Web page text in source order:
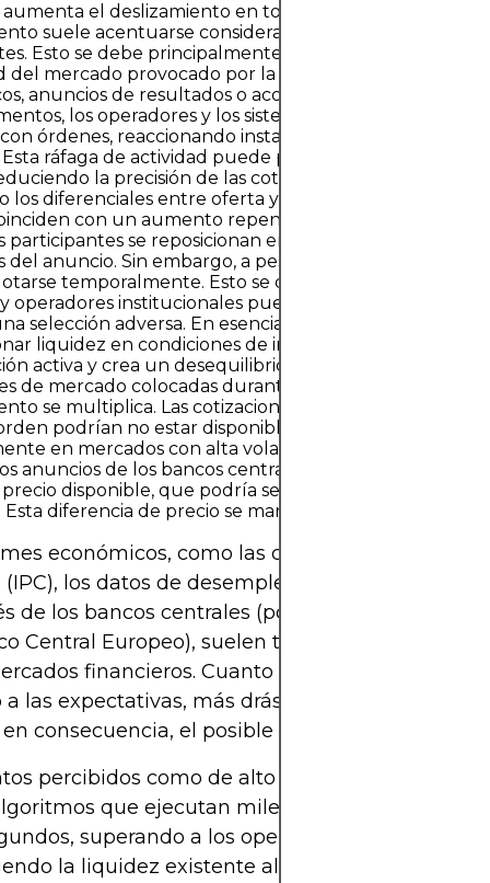
el deslizamiento en torno a las noticias?El
suele acentuarse considerablemente durante las
Esto se debe principalmente al fuerte aumento de
del mercado provocado por la publicación de nuevos
anuncios de resultados o acontecimientos
los operadores y los sistemas algorítmicos
órdenes, reaccionando instantáneamente a la
ráfaga de actividad puede provocar fluctuaciones
la precisión de las cotizaciones en tiempo
los diferenciales entre oferta y demanda. La mayoría
con un aumento repentino del volumen de
participantes se reposicionan en función de las
del anuncio. Sin embargo, a pesar del mayor interés,
temporalmente. Esto se debe a que muchos
operadores institucionales pueden retirar sus
selección adversa. En esencia, se muestran reacios a
liquidez en condiciones de incertidumbre, lo que
activa y crea un desequilibrio en la cartera de
de mercado colocadas durante estos intervalos, el
se multiplica. Las cotizaciones mostradas al
podrían no estar disponibles milisegundos
en mercados con alta volatilidad como el forex o
anuncios de los bancos centrales. La orden entonces
disponible, que podría ser significativamente
Esta diferencia de precio se manifiesta como un
económicos, como las cifras del PIB, las
los datos de desempleo o las decisiones
de los bancos centrales (por ejemplo, la
Central Europeo), suelen tener un impacto
financieros. Cuanto mayor sea la
a las expectativas, más drástico será el
consecuencia, el posible deslizamiento.
percibidos como de alto impacto también
que ejecutan miles de órdenes en
superando a los operadores manuales y
la liquidez existente al instante. Esto